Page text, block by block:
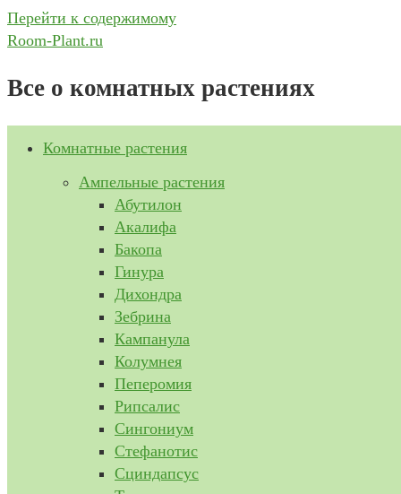
Перейти к содержимому
Room-Plant.ru
Все о комнатных растениях
Комнатные растения
Ампельные растения
Абутилон
Акалифа
Бакопа
Гинура
Дихондра
Зебрина
Кампанула
Колумнея
Пеперомия
Рипсалис
Сингониум
Стефанотис
Сциндапсус